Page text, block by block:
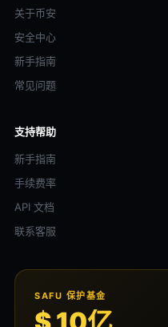
关于币安
安全中心
新手指南
常见问题
支持帮助
新手指南
手续费率
API 文档
联系客服
SAFU 保护基金